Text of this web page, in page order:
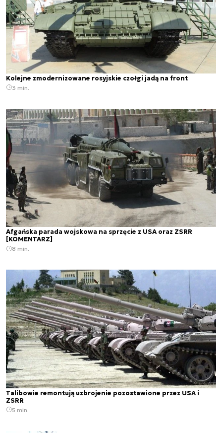
Kolejne zmodernizowane rosyjskie czołgi jadą na front
3 min.
Afgańska parada wojskowa na sprzęcie z USA oraz ZSRR
[KOMENTARZ]
8 min.
Talibowie remontują uzbrojenie pozostawione przez USA i
ZSRR
5 min.